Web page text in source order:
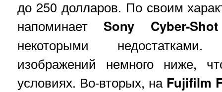
до 250 долларов. По своим
напоминаетSony Cyber-
некоторыми
изображений немного ниже,
условиях. Во-вторых, на Fujifilm